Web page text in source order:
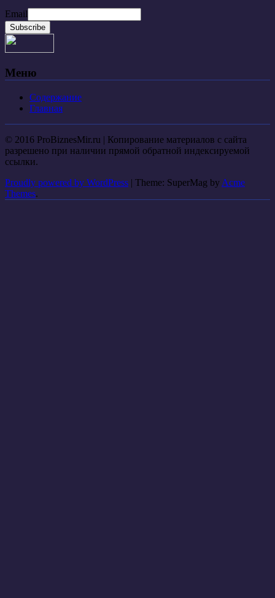
Email
Меню
Содержание
Главная
© 2016 ProBiznesMir.ru | Копирование материалов с сайта
разрешено при наличии прямой обратной индексируемой
ссылки.
Proudly powered by WordPress | Theme: SuperMag by Acme
Themes.